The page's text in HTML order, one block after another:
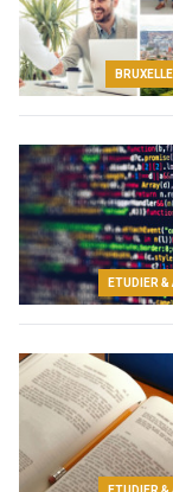
ETUDIER